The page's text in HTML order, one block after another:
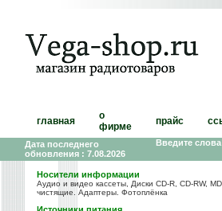
главная
о
фирме
прайс
Дата последнего
обновления : 7.08.2026
Введите
Носители информации
Аудио и видео кассеты, Диски CD-R, CD-RW,
чистящие. Адаптеры. Фотоплёнка